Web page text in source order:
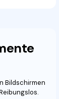
Bildschirmen